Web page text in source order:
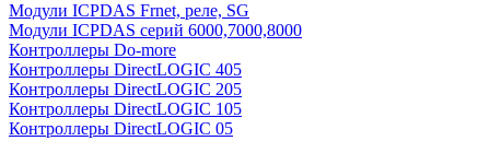
Модули ICPDAS Frnet, реле, SG
Модули ICPDAS серий 6000,7000,8000
Контроллеры Do-more
Контроллеры DirectLOGIC 405
Контроллеры DirectLOGIC 205
Контроллеры DirectLOGIC 105
Контроллеры DirectLOGIC 05